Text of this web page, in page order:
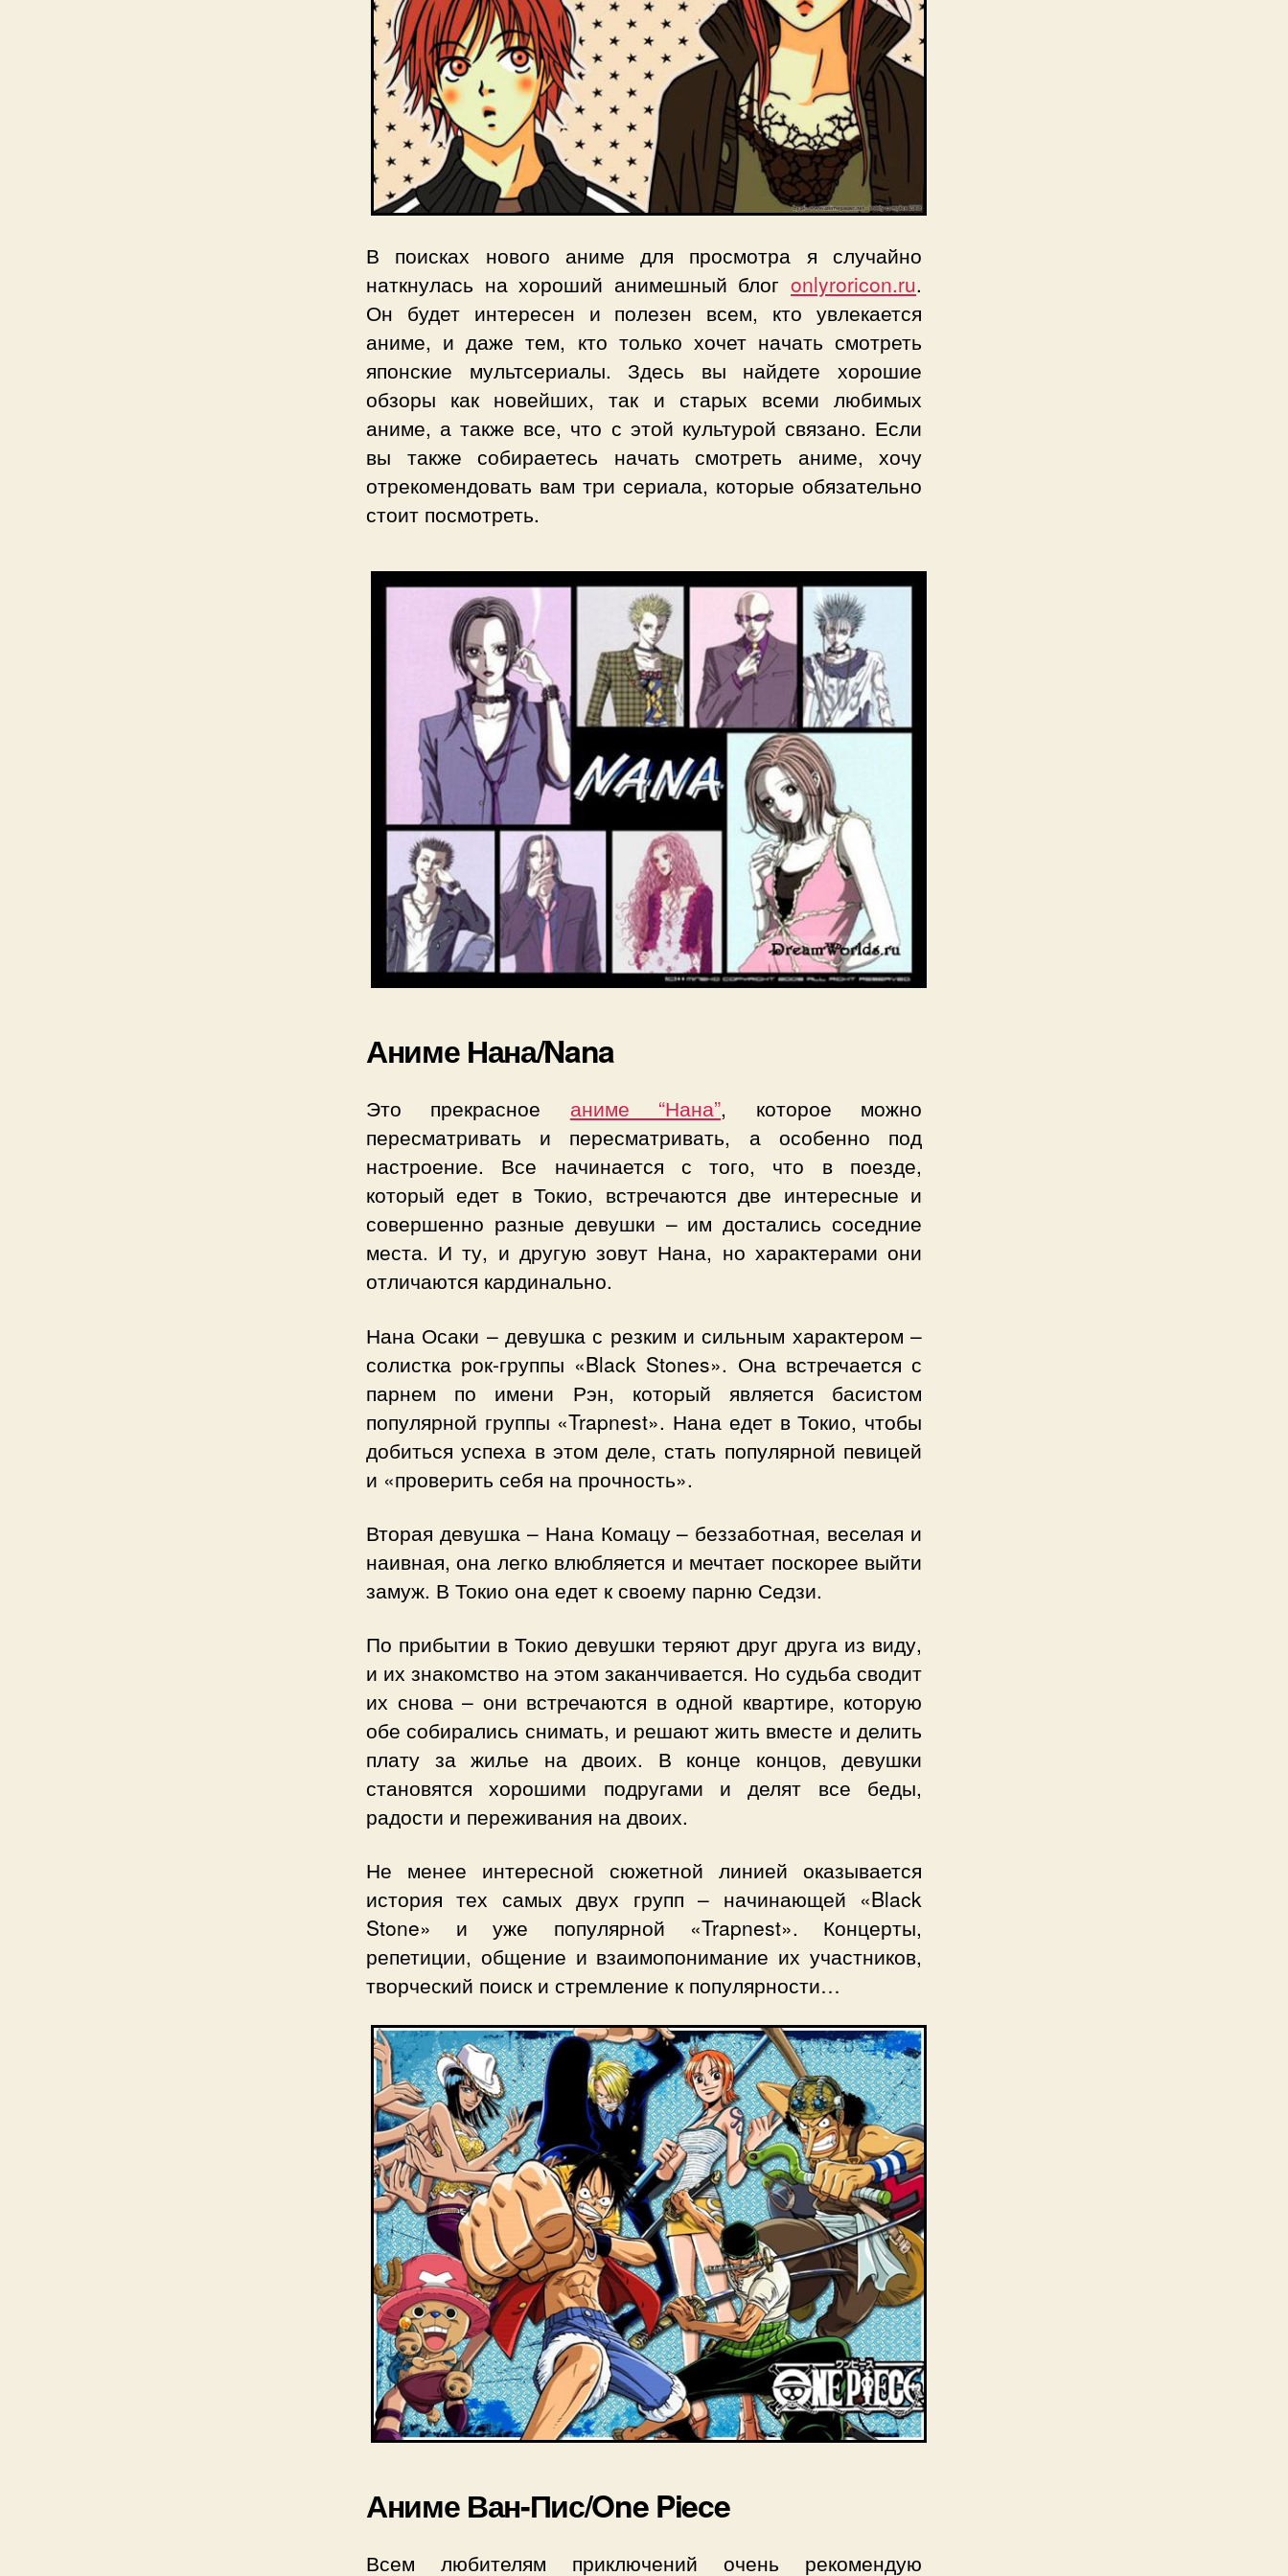
В поисках нового аниме для просмотра я случайно
наткнулась на хороший анимешный блог onlyroricon.ru.
Он будет интересен и полезен всем, кто увлекается
аниме, и даже тем, кто только хочет начать смотреть
японские мультсериалы. Здесь вы найдете хорошие
обзоры как новейших, так и старых всеми любимых
аниме, а также все, что с этой культурой связано. Если
вы также собираетесь начать смотреть аниме, хочу
отрекомендовать вам три сериала, которые обязательно
стоит посмотреть.
Аниме Нана/Nana
Это прекрасное аниме “Нана”, которое можно
пересматривать и пересматривать, а особенно под
настроение. Все начинается с того, что в поезде,
который едет в Токио, встречаются две интересные и
совершенно разные девушки – им достались соседние
места. И ту, и другую зовут Нана, но характерами они
отличаются кардинально.
Нана Осаки – девушка с резким и сильным характером –
солистка рок-группы «Black Stones». Она встречается с
парнем по имени Рэн, который является басистом
популярной группы «Trapnest». Нана едет в Токио, чтобы
добиться успеха в этом деле, стать популярной певицей
и «проверить себя на прочность».
Вторая девушка – Нана Комацу – беззаботная, веселая и
наивная, она легко влюбляется и мечтает поскорее выйти
замуж. В Токио она едет к своему парню Седзи.
По прибытии в Токио девушки теряют друг друга из виду,
и их знакомство на этом заканчивается. Но судьба сводит
их снова – они встречаются в одной квартире, которую
обе собирались снимать, и решают жить вместе и делить
плату за жилье на двоих. В конце концов, девушки
становятся хорошими подругами и делят все беды,
радости и переживания на двоих.
Не менее интересной сюжетной линией оказывается
история тех самых двух групп – начинающей «Black
Stone» и уже популярной «Trapnest». Концерты,
репетиции, общение и взаимопонимание их участников,
творческий поиск и стремление к популярности…
Аниме Ван-Пис/One Piece
Всем любителям приключений очень рекомендую